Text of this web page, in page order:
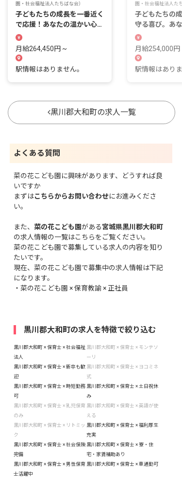
園・社会福祉法人たちばな会）
子どもたちの成長を一番近く
で応援！あなたの温かい心が
輝く場所
月給264,450円 ~
駅情報はありません。
園・社会福祉法人た
子どもたちの
守る喜び。あ
心、ここで輝
月給254,000
駅情報はありま
黒川郡大和町の求人一覧
よくある質問
菜の花こども園に興味があります、どうすれば良
いですか
まずはこちらからお問い合わせにお進みくださ
い。
また、 菜の花こども園がある宮城県黒川郡大和町
の求人情報の一覧はこちらをご覧ください。
菜の花こども園で募集している求人の内容を知り
たいです。
現在、菜の花こども園で募集中の求人情報は下記
になります。
・ 菜の花こども園 × 保育教諭 × 正社員
黒川郡大和町の求人を特徴で絞り込む
黒川郡大和町 × 保育士 × 社会福祉
法人
黒川郡大和町 × 保育士 × モンテソ
ーリ
黒川郡大和町 × 保育士 × 新卒も歓
迎
黒川郡大和町 × 保育士 × ヨコミネ
式
黒川郡大和町 × 保育士 × 時短勤務
可
黒川郡大和町 × 保育士 × 土日祝休
み
黒川郡大和町 × 保育士 × 乳児保育
のみ
黒川郡大和町 × 保育士 × 英語が使
える
黒川郡大和町 × 保育士 × リトミッ
ク
黒川郡大和町 × 保育士 × 福利厚生
充実
黒川郡大和町 × 保育士 × 社会保険
完備
黒川郡大和町 × 保育士 × 寮・住
宅・家賃補助あり
黒川郡大和町 × 保育士 × 男性保育
士活躍中
黒川郡大和町 × 保育士 × 車通勤可